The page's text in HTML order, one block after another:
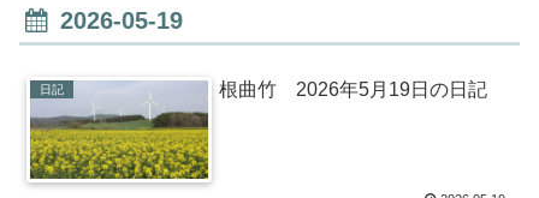
2026-05-19
日記 根曲竹 2026年5月19日の日記